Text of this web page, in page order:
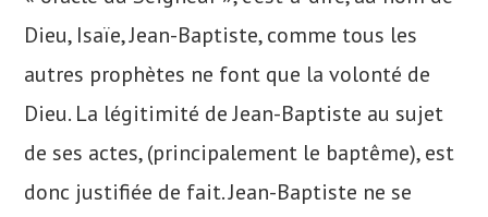
Dieu, Isaïe, Jean-Baptiste, comme tous les
autres prophètes ne font que la volonté de
Dieu. La légitimité de Jean-Baptiste au sujet
de ses actes, (principalement le baptême), est
donc justifiée de fait. Jean-Baptiste ne se